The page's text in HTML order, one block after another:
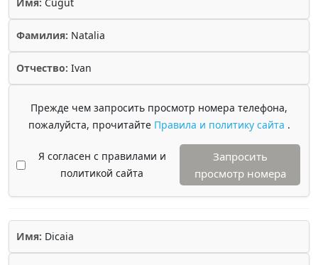
Фамилия: Natalia
Отчество: Ivan
Прежде чем запросить просмотр номера телефона,
пожалуйста, прочитайте Правила и политику сайта .
Я согласен с правилами и
политикой сайта
Запросить
просмотр номера
Имя: Dicaia